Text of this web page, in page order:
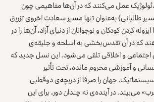
عمل می‌کنند که در آن‌ها مفاهیمی چون
طالبانی) به‌عنوان تنها مسیر سعادت اخروی تزریق
کردن کودکان و نوجوانان از دنیای آزاد، آن‌ها را در
که در آن تقدس‌بخشی به اسلحه و جلیقه‌ی
اجتماعی و اخلاقی تلقی می‌شود. این نسل جدید که
و آموزشی محروم مانده، تحت تأثیر
جهان را صرفا از دریچه‌ی دوقطبی
می‌بیند. در آینده‌ی نه‌ چندان دور، برای این